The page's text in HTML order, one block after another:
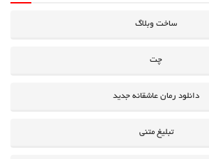
ساخت وبلاگ
چت
دانلود رمان عاشقانه جدید
تبلیغ متنی